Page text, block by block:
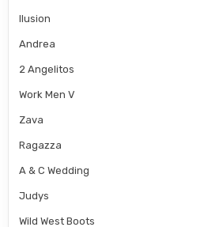
Ilusion
Andrea
2 Angelitos
Work Men V
Zava
Ragazza
A & C Wedding
Judys
Wild West Boots